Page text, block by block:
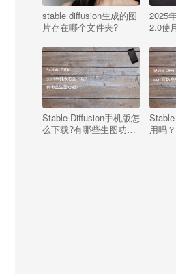
stable diffusion生成的图
片存在哪个文件夹?
2025
2.0使
Stable Diffusion手机版怎
么下载?有哪些生图功
用吗？